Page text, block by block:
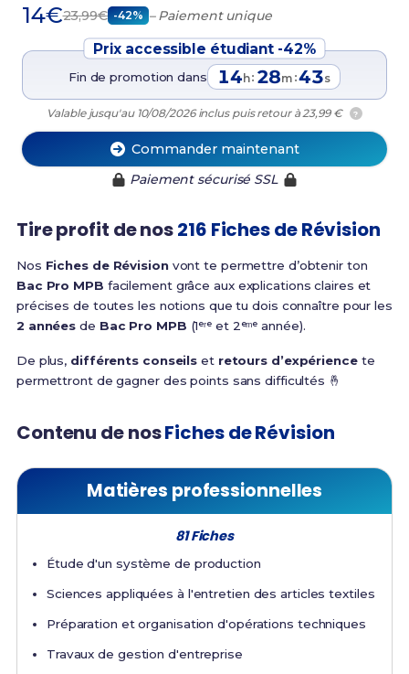
14€23,99€ -42% – Paiement unique
Prix accessible étudiant -42%
Fin de promotion dans 14 h: 28m :42s
Valable jusqu'au 10/08/2026 inclus puis retour à 23,99 € ?
Commander maintenant
Paiement sécurisé SSL
Tire profit de nos216 Fiches de Révision
Nos Fiches de Révisionvont te permettre d’obtenir ton
Bac Pro MPB facilement grâce aux explications claires et
précises de toutes les notions que tu dois connaître pour les
2 années de Bac Pro MPB (1ᵉʳᵉ et 2ᵉᵐᵉ année).
De plus, différents conseils et retours d’expériencete
permettront de gagner des points sans difficultés 🤞
Contenu de nosFiches de Révision
Matières professionnelles
81 Fiches
Étude d'un système de production
Sciences appliquées à l'entretien des articles textiles
Préparation et organisation d'opérations techniques
Travaux de gestion d'entreprise